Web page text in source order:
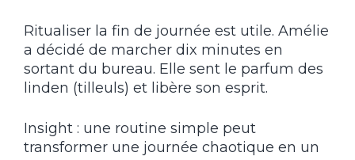
Ritualiser la fin de journée est utile. Amélie
a décidé de marcher dix minutes en
sortant du bureau. Elle sent le parfum des
linden (tilleuls) et libère son esprit.
Insight : une routine simple peut
transformer une journée chaotique en un